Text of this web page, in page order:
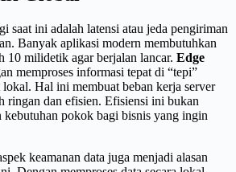
saat ini adalah latensi atau jeda pengiriman
Banyak aplikasi modern membutuhkan
10 milidetik agar berjalan lancar. Edge
memproses informasi tepat di “tepi”
Hal ini membuat beban kerja server
ringan dan efisien. Efisiensi ini bukan
kebutuhan pokok bagi bisnis yang ingin
keamanan data juga menjadi alasan